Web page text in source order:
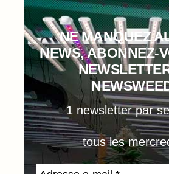
NE MANQUEZ
NEWS, ABONNEZ-
1 newsletter par
tous les